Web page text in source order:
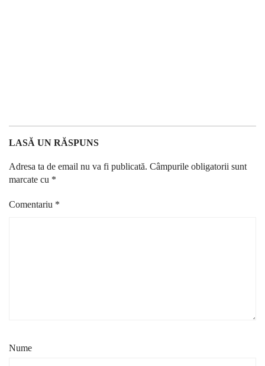
LASĂ UN RĂSPUNS
Adresa ta de email nu va fi publicată. Câmpurile obligatorii sunt
marcate cu *
Comentariu *
Nume